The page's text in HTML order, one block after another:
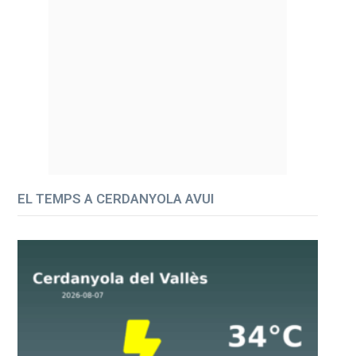
EL TEMPS A CERDANYOLA AVUI